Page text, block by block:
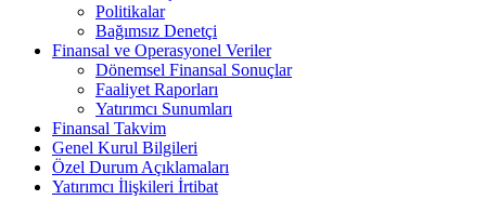
Politikalar
Bağımsız Denetçi
Finansal ve Operasyonel Veriler
Dönemsel Finansal Sonuçlar
Faaliyet Raporları
Yatırımcı Sunumları
Finansal Takvim
Genel Kurul Bilgileri
Özel Durum Açıklamaları
Yatırımcı İlişkileri İrtibat